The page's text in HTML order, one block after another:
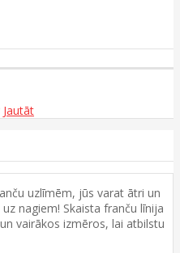
Jautāt
uzlīmēm, jūs varat ātri un
nagiem! Skaista franču līnija
vairākos izmēros, lai atbilstu